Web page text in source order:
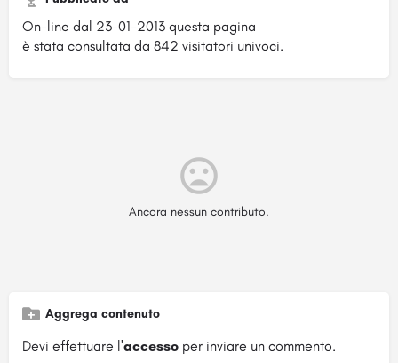
On-line dal 23-01-2013 questa pagina
è stata consultata da 842 visitatori univoci.
Ancora nessun contributo.
Aggrega contenuto
Devi effettuare l'accesso per inviare un commento.